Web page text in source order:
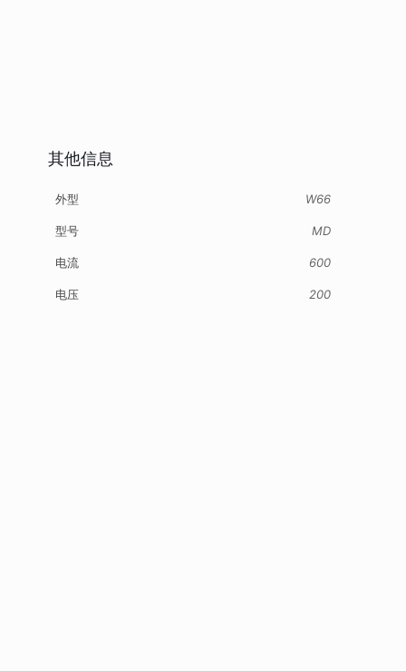
其他信息
外型 W66
型号 MD
电流 600
电压 200